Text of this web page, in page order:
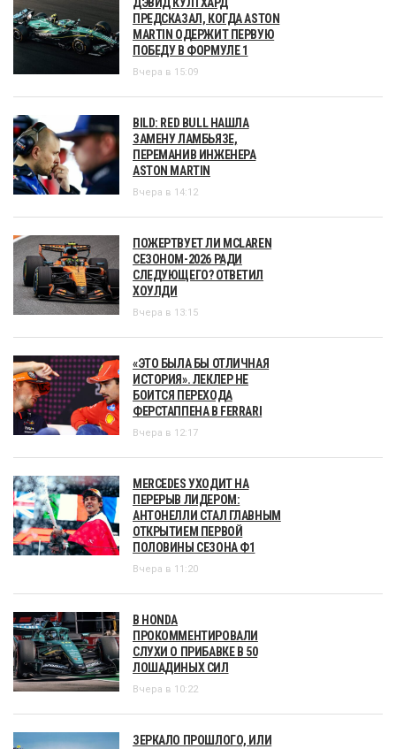
ПРЕДСКАЗАЛ, КОГДА ASTON
MARTIN ОДЕРЖИТ ПЕРВУЮ
ПОБЕДУ В ФОРМУЛЕ 1
Вчера в 15:09
BILD: RED BULL НАШЛА
ЗАМЕНУ ЛАМБЬЯЗЕ,
ПЕРЕМАНИВ ИНЖЕНЕРА
ASTON MARTIN
Вчера в 14:12
ПОЖЕРТВУЕТ ЛИ MCLAREN
СЕЗОНОМ-2026 РАДИ
СЛЕДУЮЩЕГО? ОТВЕТИЛ
ХОУЛДИ
Вчера в 13:15
«ЭТО БЫЛА БЫ ОТЛИЧНАЯ
ИСТОРИЯ». ЛЕКЛЕР НЕ
БОИТСЯ ПЕРЕХОДА
ФЕРСТАППЕНА В FERRARI
Вчера в 12:17
MERCEDES УХОДИТ НА
ПЕРЕРЫВ ЛИДЕРОМ:
АНТОНЕЛЛИ СТАЛ ГЛАВНЫМ
ОТКРЫТИЕМ ПЕРВОЙ
ПОЛОВИНЫ СЕЗОНА Ф1
Вчера в 11:20
В HONDA
ПРОКОММЕНТИРОВАЛИ
СЛУХИ О ПРИБАВКЕ В 50
ЛОШАДИНЫХ СИЛ
Вчера в 10:22
ЗЕРКАЛО ПРОШЛОГО, ИЛИ